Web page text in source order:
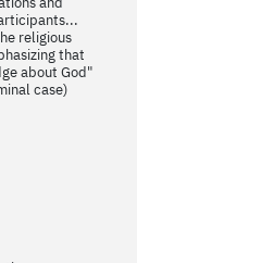
religious
that
about God"
case)